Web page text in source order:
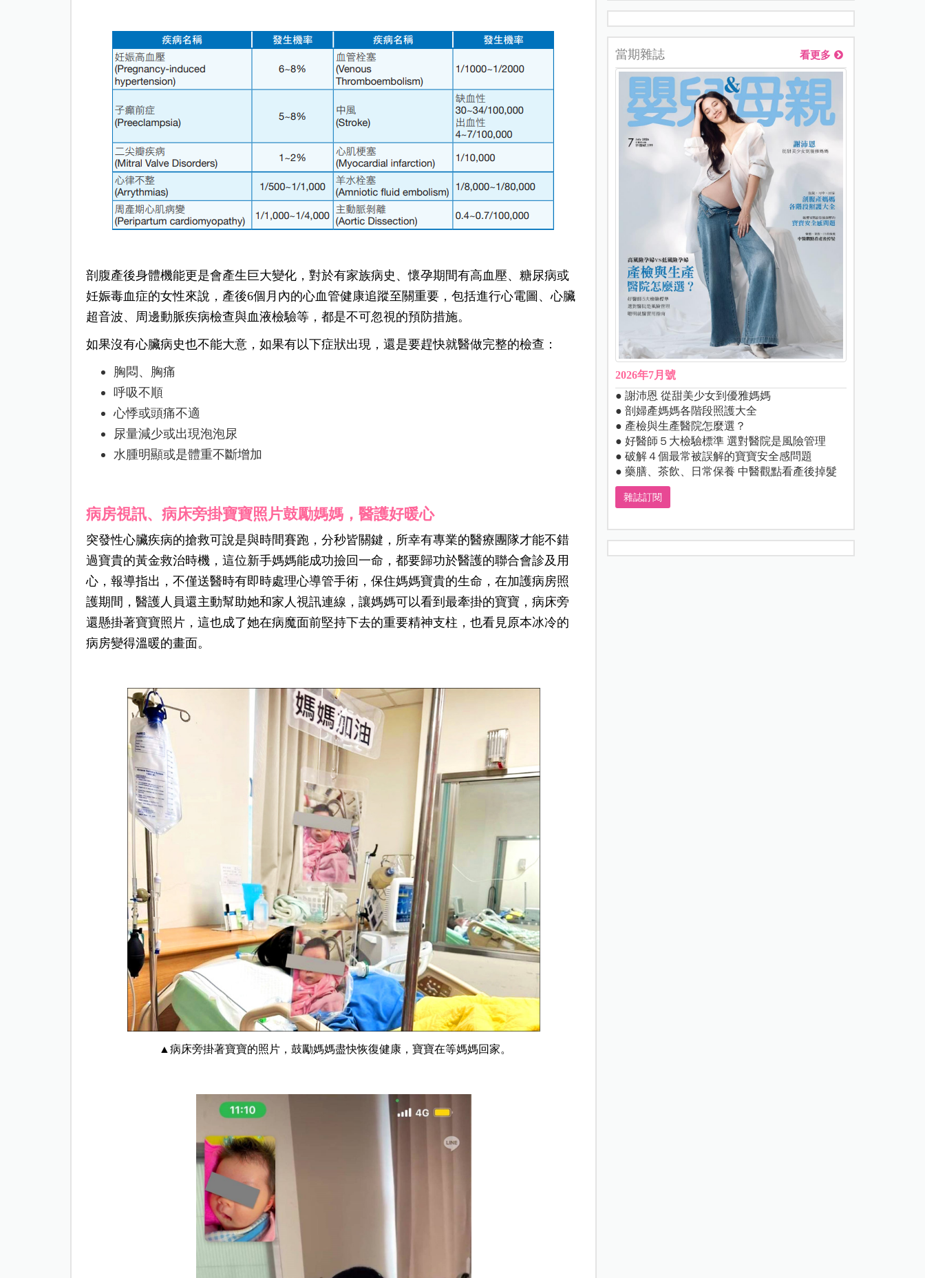
剖腹產後身體機能更是會產生巨大變化，對於有家族病史、懷孕期間有高血壓、糖尿病或
妊娠毒血症的女性來說，產後6個月內的心血管健康追蹤至關重要，包括進行心電圖、心臟
超音波、周邊動脈疾病檢查與血液檢驗等，都是不可忽視的預防措施。
如果沒有心臟病史也不能大意，如果有以下症狀出現，還是要趕快就醫做完整的檢查：
胸悶、胸痛
呼吸不順
心悸或頭痛不適
尿量減少或出現泡泡尿
水腫明顯或是體重不斷增加
病房視訊、病床旁掛寶寶照片鼓勵媽媽，醫護好暖心
突發性心臟疾病的搶救可說是與時間賽跑，分秒皆關鍵，所幸有專業的醫療團隊才能不錯
過寶貴的黃金救治時機，這位新手媽媽能成功撿回一命，都要歸功於醫護的聯合會診及用
心，報導指出，不僅送醫時有即時處理心導管手術，保住媽媽寶貴的生命，在加護病房照
護期間，醫護人員還主動幫助她和家人視訊連線，讓媽媽可以看到最牽掛的寶寶，病床旁
還懸掛著寶寶照片，這也成了她在病魔面前堅持下去的重要精神支柱，也看見原本冰冷的
病房變得溫暖的畫面。
▲病床旁掛著寶寶的照片，鼓勵媽媽盡快恢復健康，寶寶在等媽媽回家。
當期雜誌 看更多
2026年7月號
● 謝沛恩 從甜美少女到優雅媽媽
● 剖婦產媽媽各階段照護大全
● 產檢與生產醫院怎麼選？
● 好醫師５大檢驗標準 選對醫院是風險管理
● 破解４個最常被誤解的寶寶安全感問題
● 藥膳、茶飲、日常保養 中醫觀點看產後掉髮
雜誌訂閱